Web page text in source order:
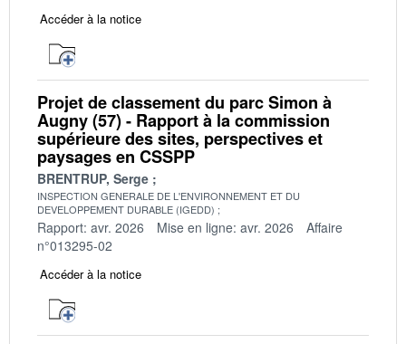
Accéder à la notice
Projet de classement du parc Simon à
Augny (57) - Rapport à la commission
supérieure des sites, perspectives et
paysages en CSSPP
BRENTRUP, Serge
INSPECTION GENERALE DE L'ENVIRONNEMENT ET DU
DEVELOPPEMENT DURABLE (IGEDD)
Rapport: avr. 2026 Mise en ligne: avr. 2026
Affaire
n°013295-02
Accéder à la notice